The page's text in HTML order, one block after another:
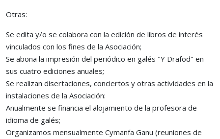
Otras:
Se edita y/o se colabora con la edición de libros de interés
vinculados con los fines de la Asociación;
Se abona la impresión del periódico en galés "Y Drafod" en
sus cuatro ediciones anuales;
Se realizan disertaciones, conciertos y otras actividades en la
instalaciones de la Asociación:
Anualmente se financia el alojamiento de la profesora de
idioma de galés;
Organizamos mensualmente Cymanfa Ganu (reuniones de